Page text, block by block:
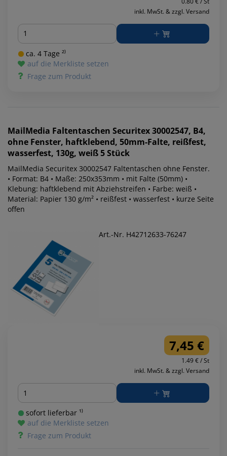
inkl. MwSt. & zzgl. Versand
Menge
ca. 4 Tage ²⁾
auf die Merkliste setzen
Frage zum Produkt
MailMedia Faltentaschen Securitex 30002547, B4,
ohne Fenster, haftklebend, 50mm-Falte, reißfest,
wasserfest, 130g, weiß 5 Stück
MailMedia Securitex 30002547 Faltentaschen ohne Fenster.
• Format: B4 • Maße: 250x353mm • mit Falte (50mm) •
Klebung: haftklebend mit Abziehstreifen • Farbe: weiß •
Material: Papier 130 g/m² • reißfest • wasserfest • kurze Seite
offen
Art.-Nr. H42712633-76247
7,45 €
1.49 € / St
inkl. MwSt. & zzgl. Versand
Menge
sofort lieferbar ¹⁾
auf die Merkliste setzen
Frage zum Produkt